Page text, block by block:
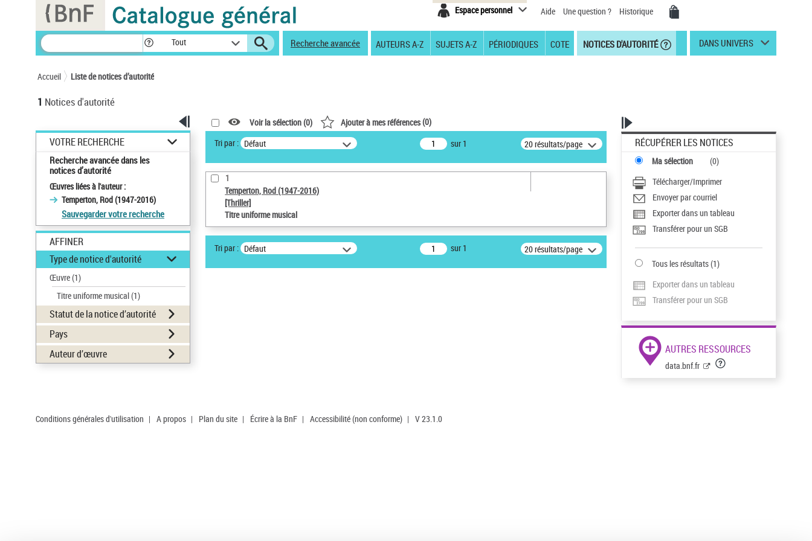
Espace personnel Aide Une question ? Historique
Tout Recherche avancée AUTEURS A-Z SUJETS A-Z PÉRIODIQUES COTE NOTICES D'AUTORITÉ DANS UNIVERS
Accueil Liste de notices d’autorité
1 Notices d'autorité
VOTRE RECHERCHE
Recherche avancée dans les
notices d’autorité
Œuvres liées à l'auteur :
Temperton, Rod (1947-2016)
Sauvegarder votre recherche
AFFINER
Type de notice d'autorité
Œuvre(1)
Titre uniforme musical(1)
Statut de la notice d’autorité
Pays
Auteur d’œuvre
Voir la sélection (0) Ajouter à mes références(0)
Tri par : Défaut sur 1 20 résultats/page
1
Temperton, Rod (1947-2016)
[Thriller]
Titre uniforme musical
Tri par : Défaut sur 1 20 résultats/page
RÉCUPÉRER LES NOTICES
Ma sélection (0)
Télécharger/Imprimer
Envoyer par courriel
Exporter dans un tableau
Transférer pour un SGB
Tous les résultats(1)
Exporter dans un tableau
Transférer pour un SGB
AUTRES RESSOURCES
data.bnf.fr
Conditions générales d'utilisation | A propos | Plan du site | Écrire à la BnF | Accessibilité (non conforme) | V 23.1.0
Panneau de gestion des cookies